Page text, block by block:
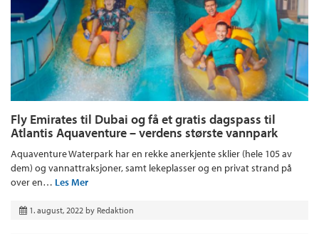
Fly Emirates til Dubai og få et gratis dagspass til
Atlantis Aquaventure – verdens største vannpark
Aquaventure Waterpark har en rekke anerkjente sklier (hele 105 av
dem) og vannattraksjoner, samt lekeplasser og en privat strand på
over en… Les Mer
1. august, 2022 by Redaktion